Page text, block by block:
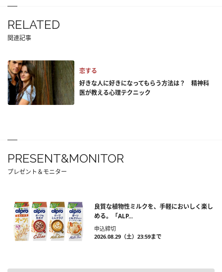
RELATED
関連記事
恋する
好きな人に好きになってもらう方法は？ 精神科
医が教える心理テクニック
PRESENT&MONITOR
プレゼント＆モニター
良質な植物性ミルクを、手軽においしく楽し
める。「ALP...
申込締切
2026.08.29（土）23:59まで